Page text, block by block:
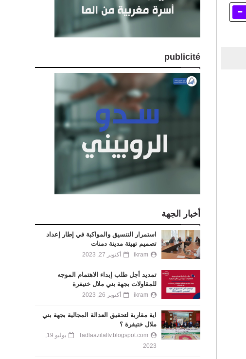
publicité
أخبار الجهة
استمرار التنسيق والمواكبة في إطار إعداد
تصميم تهيئة مدينة دمنات
ikram أكتوبر 27, 2023
تمديد أجل طلب إبداء الاهتمام الموجه
للمقاولات بجهة بني ملال خنيفرة
ikram أكتوبر 26, 2023
اية مقاربة لتحقيق العدالة المجالية بجهة بني
ملال ختيفرة ؟
Tadlaazilaltv.blogspot.com
يوليو 19,
2023